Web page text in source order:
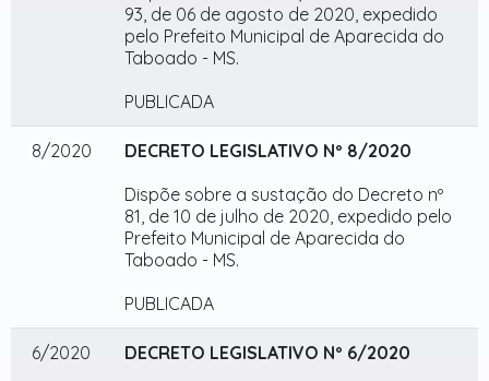
93, de 06 de agosto de 2020, expedido
pelo Prefeito Municipal de Aparecida do
Taboado - MS.
PUBLICADA
8/2020
DECRETO LEGISLATIVO Nº 8/2020
Dispõe sobre a sustação do Decreto nº
81, de 10 de julho de 2020, expedido pelo
Prefeito Municipal de Aparecida do
Taboado - MS.
PUBLICADA
6/2020 DECRETO LEGISLATIVO Nº 6/2020